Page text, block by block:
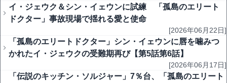
イ・ジェウク＆シン・イェウンに試練 「孤島のエリート
ドクター」事故現場で揺れる愛と使命
[2026年06月22日]
「孤島のエリートドクター」シン・イェウンに唇を噛みつ
かれたイ・ジェウクの受難期再び【第5話第6話】
[2026年06月17日]
「伝説のキッチン・ソルジャー」7％台、「孤島のエリート